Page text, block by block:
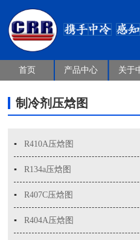
首页 产品中心 关于
制冷剂压焓图
▪R410A压焓图
▪R134a压焓图
▪R407C压焓图
▪R404A压焓图